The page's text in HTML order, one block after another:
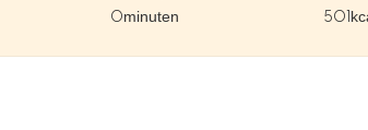
0minuten 501